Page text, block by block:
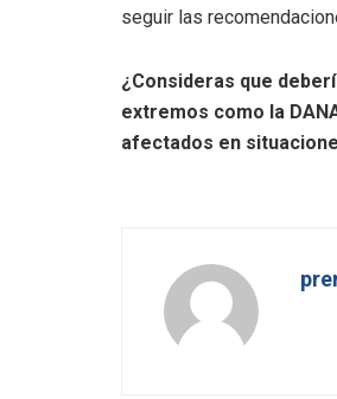
seguir las
¿Consideras que
extremos como la
afectados en